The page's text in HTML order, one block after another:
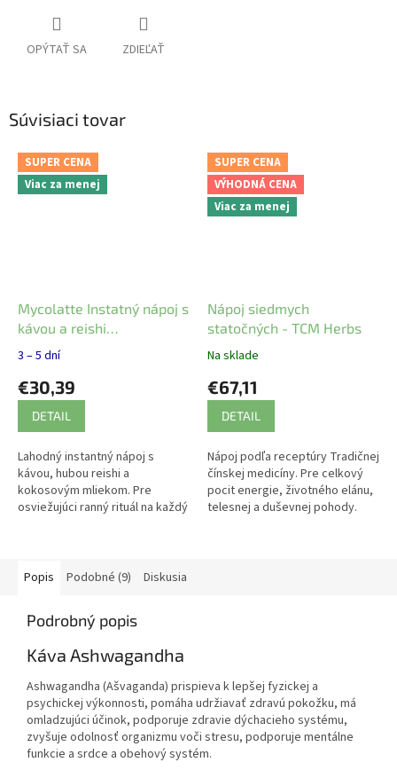
OPÝTAŤ SA ZDIEĽAŤ
Súvisiaci tovar
SUPER CENA
Viac za menej
Mycolatte Instatný nápoj s
kávou a reishi
MycoMedica
3 – 5 dní
€30,39
DETAIL
Lahodný instantný nápoj s
kávou, hubou reishi a
kokosovým mliekom. Pre
osviežujúci ranný rituál na každý
SUPER CENA
VÝHODNÁ CENA
Viac za menej
Nápoj siedmych
statočných - TCM Herbs
Na sklade
€67,11
DETAIL
Nápoj podľa receptúry Tradičnej
čínskej medicíny. Pre celkový
pocit energie, životného elánu,
telesnej a duševnej pohody.
Popis Podobné (9) Diskusia
Podrobný popis
Káva Ashwagandha
Ashwagandha (Ašvaganda) prispieva k lepšej fyzickej a
psychickej výkonnosti, pomáha udržiavať zdravú pokožku, má
omladzujúci účinok, podporuje zdravie dýchacieho systému,
zvyšuje odolnosť organizmu voči stresu, podporuje mentálne
funkcie a srdce a obehový systém.